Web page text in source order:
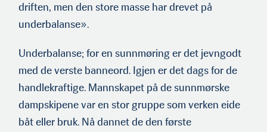
driften, men den store masse har drevet på
underbalanse».
Underbalanse; for en sunnmøring er det jevngodt
med de verste banneord. Igjen er det dags for de
handlekraftige. Mannskapet på de sunnmørske
dampskipene var en stor gruppe som verken eide
båt eller bruk. Nå dannet de den første